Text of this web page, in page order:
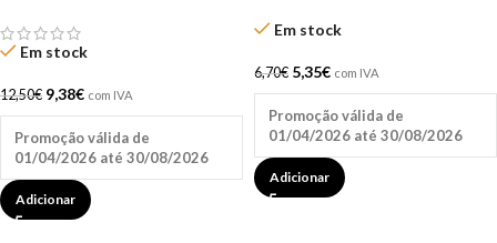
Em stock
12,50€ 9,38€ com IVA
Promoção válida de
01/04/2026 até 30/08/2026
Adicionar
Em stock
6,70€ 5,35€ com IVA
Promoção válida de
01/04/2026 até 30/08/2026
Adicionar